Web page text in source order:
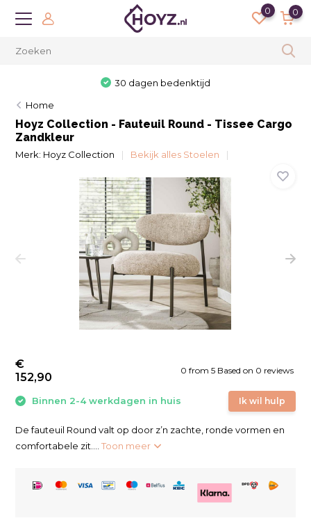
0 0
30 dagen bedenktijd
Home
Hoyz Collection - Fauteuil Round - Tissee Cargo
Zandkleur
Merk: Hoyz Collection Bekijk alles Stoelen
0 from 5 Based on 0 reviews
Ik wil hulp
€
152,90
Binnen 2-4 werkdagen in huis
De fauteuil Round valt op door z’n zachte, ronde vormen en
comfortabele zit....Toon meer